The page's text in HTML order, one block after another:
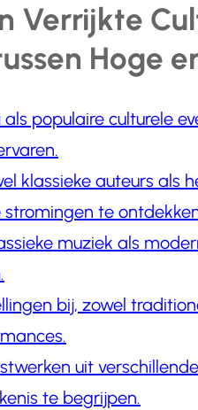
Verrijkte
Hoge
als populaire culturele
klassieke auteurs als
te
muziek als
bij, zowel
uit
te begrijpen.